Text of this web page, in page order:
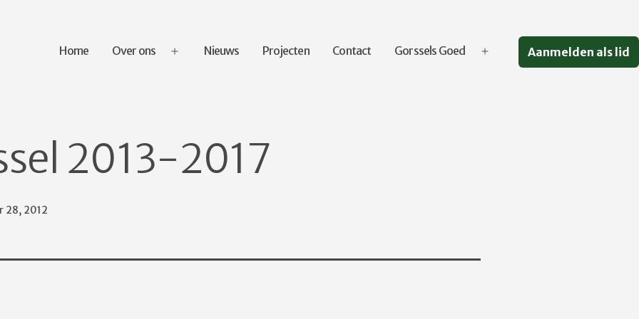
Home Over ons
Open
Nieuws Projecten Contact Gorssels Goed
Open
Aanmelden als lid
2013-2017
28, 2012